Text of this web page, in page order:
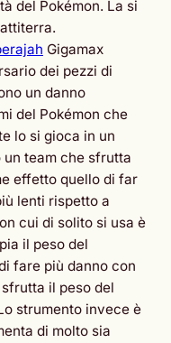
del Pokémon. La si
Gigamax
dei pezzi di
un danno
del Pokémon che
lo si gioca in un
team che sfrutta
effetto quello di far
lenti rispetto a
cui di solito si usa è
il peso del
fare più danno con
il peso del
strumento invece è
di molto sia